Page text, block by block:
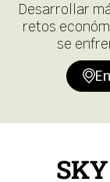
Desarrollar
retos
se